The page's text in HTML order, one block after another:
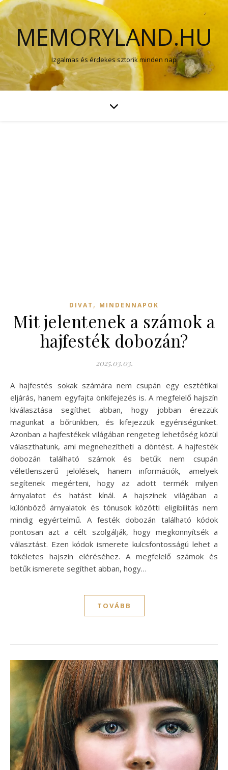
MEMORYLAND.HU
Izgalmas és érdekes sztorik minden nap
DIVAT , MINDENNAPOK
Mit jelentenek a számok a
hajfesték dobozán?
2025.03.03.
A hajfestés sokak számára nem csupán egy esztétikai
eljárás, hanem egyfajta önkifejezés is. A megfelelő hajszín
kiválasztása segíthet abban, hogy jobban érezzük
magunkat a bőrünkben, és kifejezzük egyéniségünket.
Azonban a hajfestékek világában rengeteg lehetőség közül
választhatunk, ami megnehezítheti a döntést. A hajfesték
dobozán található számok és betűk nem csupán
véletlenszerű jelölések, hanem információk, amelyek
segítenek megérteni, hogy az adott termék milyen
árnyalatot és hatást kínál. A hajszínek világában a
különböző árnyalatok és tónusok közötti eligibilitás nem
mindig egyértelmű. A festék dobozán található kódok
pontosan azt a célt szolgálják, hogy megkönnyítsék a
választást. Ezen kódok ismerete kulcsfontosságú lehet a
tökéletes hajszín eléréséhez. A megfelelő számok és
betűk ismerete segíthet abban, hogy…
TOVÁBB